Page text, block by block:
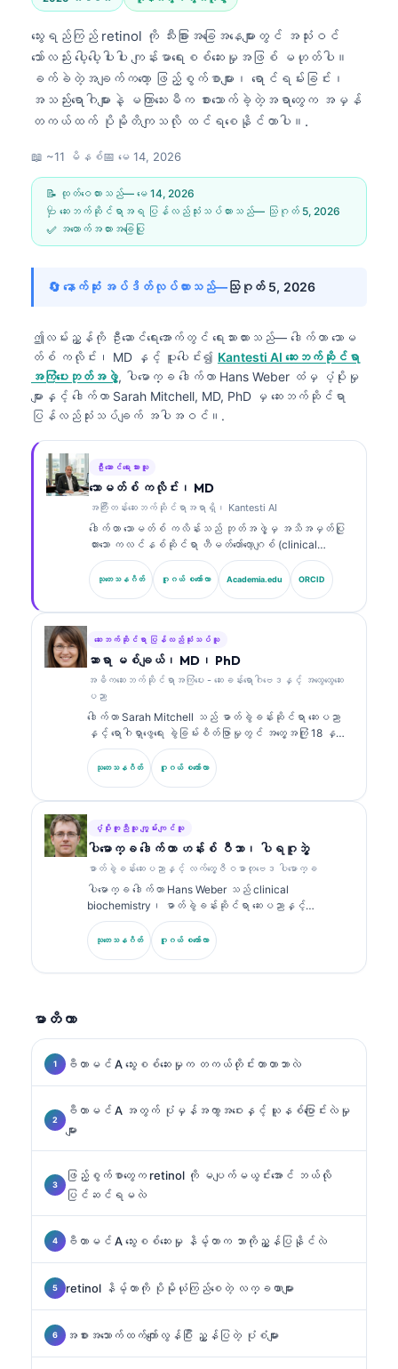
သွေးရည်ကြည် retinol ကို သီးခြားအခြေအနေများတွင် အသုံးဝင်
သော်လည်း ပေါ့ပေါ့ပါးပါး ကျန်းမာရေးစစ်ဆေးမှုအဖြစ် မဟုတ်ပါ။
ခက်ခဲတဲ့အချက်ကတော့ ဖြည့်စွက်စာများ၊ ရောင်ရမ်းခြင်း၊
အသည်းရောဂါများနဲ့ မကြာသေးမီက စားသောက်ခဲ့တဲ့အရာတွေက အမှန်
တကယ်ထက် ပိုမိုတိကျသလို ထင်ရစေနိုင်တာပါ။.
📖 ~11 မိနစ်📅 မေ 14, 2026
📝 ထုတ်ဝေထားသည်— မေ 14, 2026
🩺 ဆေးဘက်ဆိုင်ရာအရ ပြန်လည်သုံးသပ်ထားသည်— သြဂုတ် 5, 2026
✅ အထောက်အထားအခြေပြု
🔄 နောက်ဆုံး အပ်ဒိတ်လုပ်ထားသည်— သြဂုတ် 5, 2026
ဤလမ်းညွှန်ကို ဦးဆောင်ရေးအောက်တွင် ရေးသားထားသည်— ဒေါက်တာ သောမ
တ်စ် ကလိုင်း၊ MD နှင့် ပူးပေါင်း၍ Kantesti AI ဆေးဘက်ဆိုင်ရာ
အကြံပေးဘုတ်အဖွဲ့, ပါမောက္ခ ဒေါက်တာ Hans Weber ထံမှ ပံ့ပိုးမှု
များနှင့် ဒေါက်တာ Sarah Mitchell, MD, PhD မှ ဆေးဘက်ဆိုင်ရာ
ပြန်လည်သုံးသပ်ချက် အပါအဝင်။.
ဦးဆောင်ရေးသားသူ
သောမတ်စ် ကလိုင်း၊ MD
အကြီးတန်းဆေးဘက်ဆိုင်ရာအရာရှိ၊ Kantesti AI
ဒေါက်တာ သောမတ်စ် ကလိန်းသည် ဘုတ်အဖွဲ့မှ အသိအမှတ်ပြု
ထားသော ကလင်နစ်ဆိုင်ရာ ဟီမတ်တော်လော့ဂျစ် (clinical
hematologist) နှင့် အတွင်းလူနာဆိုင်ရာ ဆရာဝန်
(internist) ဖြစ်ပြီး ဓာတ်ခွဲခန်းဆိုင်ရာ ဆေးပညာနှင့် AI
အကူအညီဖြင့် ကလင်နစ်ဆိုင်ရာ ခွဲခြမ်းစိတ်ဖြာမှုတွင်
အဖြစ် သူသည် ပိုင်ဆိုင်မှုဆိုင်ရာ အာရုံကြောကွန်ရက်
(proprietary neural network) ၏ ဆေးဘက်ဆိုင်ရာ တိကျမှုကို
စောင့်ကြည့်ကြီးကြပ်ပေးသည်။ ဒေါက်တာ ကလိန်းသည် ဇီဝ
အမှတ်အသား (biomarker) အဓိပ္ပာယ်ဖော်ခြင်းနှင့်
ဓာတ်ခွဲခန်းဆိုင်ရာ ရောဂါရှာဖွေခြင်း (laboratory
diagnostics) တို့နှင့်ပတ်သက်၍ ဓာတ်ခွဲခန်းဆိုင်ရာ ဆေး
ပညာဆိုင်ရာ ခေါင်းစဉ်များအပေါ်တွင် အကြိမ်ကြိမ် ထုတ်ဝေခဲ့
သည်။.
သုတေသနဂိတ် ဂူဂယ် စကော်လာ Academia.edu ORCID
ဆေးဘက်ဆိုင်ရာ ပြန်လည်သုံးသပ်သူ
ဆာရာ မစ်ချယ်၊ MD၊ PhD
အဓိကဆေးဘက်ဆိုင်ရာအကြံပေး - ဆေးခန်းရောဂါဗေဒနှင့် အထွေထွေဆေး
ပညာ
ဒေါက်တာ Sarah Mitchell သည် ဓာတ်ခွဲခန်းဆိုင်ရာ ဆေးပညာ
နှင့် ရောဂါရှာဖွေရေး ခွဲခြမ်းစိတ်ဖြာမှုတွင် အတွေ့အကြုံ 18 နှစ်
ကျော်ရှိသော ဘုတ်အဖွဲ့မှ အသိအမှတ်ပြု ကလင်နစ် ပက်သော်လော်
ဂျစ် (clinical pathologist) ဖြစ်သည်။ သူမသည် clinical
chemistry တွင် အထူးပြု အသိအမှတ်ပြုလက်မှတ်များကို ကိုင်
ထုတ်ဝေထားသည်။.
သုတေသနဂိတ် ဂူဂယ် စကော်လာ
ပံ့ပိုးကူညီသူ ကျွမ်းကျင်သူ
ပါမောက္ခ ဒေါက်တာ ဟန်းစ် ဝီဘာ၊ ပါရဂူဘွဲ့
ဓာတ်ခွဲခန်းဆေးပညာနှင့် လက်တွေ့ဇီဝဓာတုဗေဒ ပါမောက္ခ
ပါမောက္ခ ဒေါက်တာ Hans Weber သည် clinical
biochemistry၊ ဓာတ်ခွဲခန်းဆိုင်ရာ ဆေးပညာနှင့်
biomarker သုတေသနတွင် အတွေ့အကြုံ 30+ နှစ်ရှိသည်။
German Society for Clinical Chemistry ၏ ယခင်
ဥက္ကဋ္ဌဟောင်းဖြစ်ပြီး ရောဂါရှာဖွေရေး panel ခွဲခြမ်းစိတ်ဖြာ
သုတေသနဂိတ် ဂူဂယ် စကော်လာ
မာတိကာ
ဗီတာမင် A သွေးစစ်ဆေးမှုက တကယ်တိုင်းတာတာဘာလဲ
ဗီတာမင် A အတွက် ပုံမှန်အကွာအဝေးနှင့် ယူနစ်ပြောင်းလဲမှု
များ
ဖြည့်စွက်စာတွေက retinol ကို မပျက်မယွင်းအောင် ဘယ်လို
ပြင်ဆင်ရမလဲ
ဗီတာမင် A သွေးစစ်ဆေးမှု နိမ့်တာက ဘာကိုညွှန်ပြနိုင်လဲ
retinol နိမ့်တာကို ပိုမိုယုံကြည်စေတဲ့ လက္ခဏာများ
အစားအသောက်ထက်ကျော်လွန်ပြီး ညွှန်ပြတဲ့ ပုံစံများ